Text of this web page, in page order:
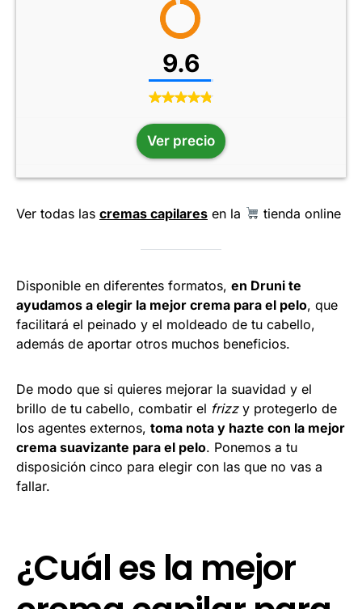
9.6
Ver precio
Ver todas las cremas capilares en la tienda online
Disponible en diferentes formatos, en Druni te
ayudamos a elegir la mejor crema para el pelo, que
facilitará el peinado y el moldeado de tu cabello,
además de aportar otros muchos beneficios.
De modo que si quieres mejorar la suavidad y el
brillo de tu cabello, combatir el frizzy protegerlo de
los agentes externos, toma nota y hazte con la mejor
crema suavizante para el pelo. Ponemos a tu
disposición cinco para elegir con las que no vas a
fallar.
¿Cuál es la mejor